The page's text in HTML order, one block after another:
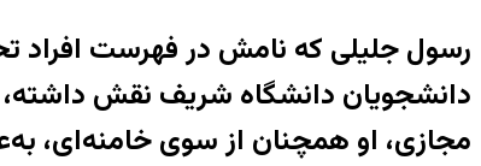
رسول جلیلی که نامش در فهرست افراد
دانشجویان دانشگاه شریف نقش داشته،
مجازی، او همچنان از سوی خامنه‌ای،